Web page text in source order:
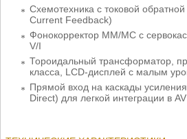
Схемотехника с токовой
Current Feedback)
Фонокорректор MM/MC с
V/I
Тороидальный трансформатор,
класса, LCD-дисплей с малым
Прямой вход на каскады
Direct) для легкой интеграции в